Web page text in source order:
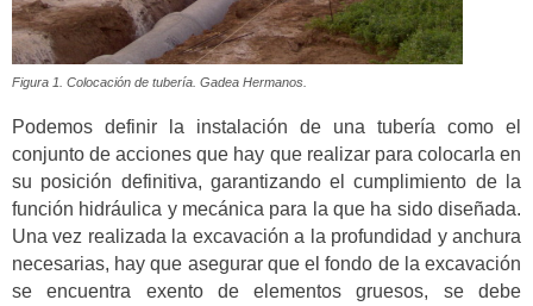
Figura 1. Colocación de tubería. Gadea Hermanos.
Podemos definir la instalación de una tubería como el
conjunto de acciones que hay que realizar para colocarla en
su posición definitiva, garantizando el cumplimiento de la
función hidráulica y mecánica para la que ha sido diseñada.
Una vez realizada la excavación a la profundidad y anchura
necesarias, hay que asegurar que el fondo de la excavación
se encuentra exento de elementos gruesos, se debe